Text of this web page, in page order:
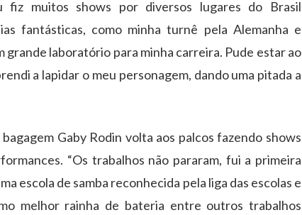
fiz muitos shows por diversos lugares do Brasil
fantásticas, como minha turnê pela Alemanha e
grande laboratório para minha carreira. Pude estar ao
a lapidar o meu personagem, dando uma pitada a
Gaby Rodin volta aos palcos fazendo shows
“Os trabalhos não pararam, fui a primeira
escola de samba reconhecida pela liga das escolas e
melhor rainha de bateria entre outros trabalhos